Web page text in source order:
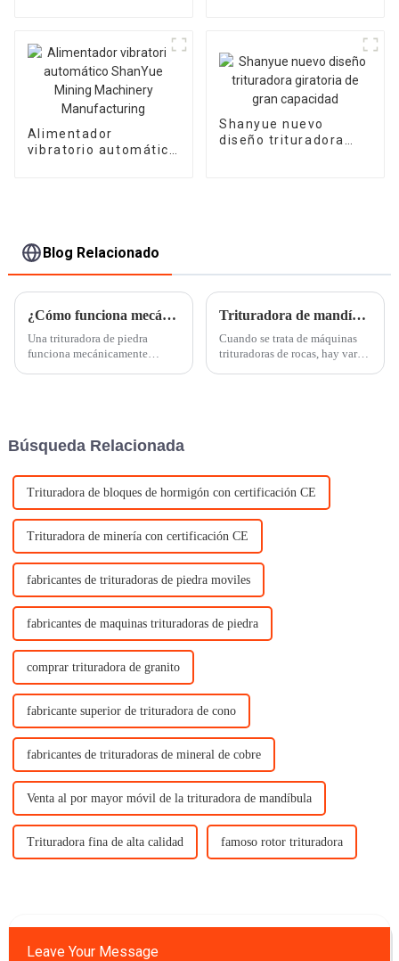
Alimentador
vibratorio automático
Shanyue nuevo
diseño trituradora
Blog Relacionado
¿Cómo funciona mecánicamente una trituradora de piedra?
Una trituradora de piedra
funciona mecánicamente
luego utiliza una combinación
Trituradora de mandíbula VS trituradora de cono (una comparación de 7 puntos)
Cuando se trata de máquinas
trituradoras de rocas, hay varias
Búsqueda Relacionada
Trituradora de bloques de hormigón con certificación CE
Trituradora de minería con certificación CE
fabricantes de trituradoras de piedra moviles
fabricantes de maquinas trituradoras de piedra
comprar trituradora de granito
fabricante superior de trituradora de cono
fabricantes de trituradoras de mineral de cobre
Venta al por mayor móvil de la trituradora de mandíbula
Trituradora fina de alta calidad famoso rotor trituradora
Leave Your Message